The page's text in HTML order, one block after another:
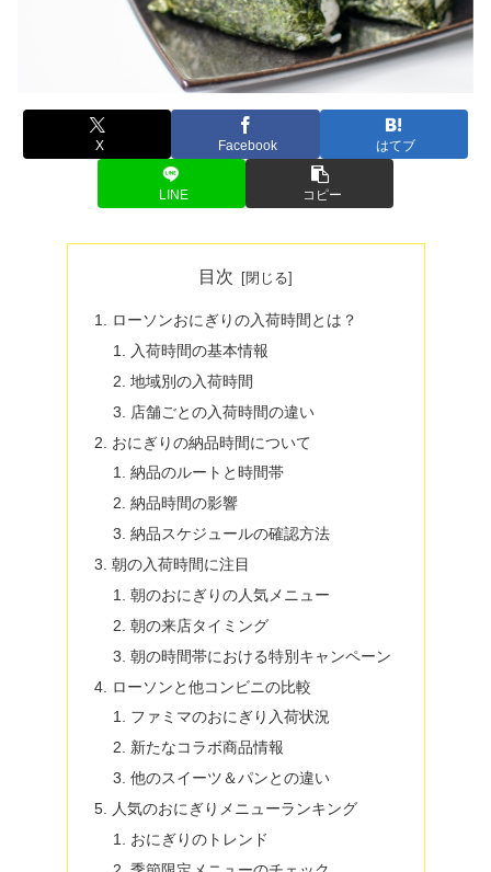
X Facebook はてブ
LINE コピー
目次
ローソンおにぎりの入荷時間とは？
入荷時間の基本情報
地域別の入荷時間
店舗ごとの入荷時間の違い
おにぎりの納品時間について
納品のルートと時間帯
納品時間の影響
納品スケジュールの確認方法
朝の入荷時間に注目
朝のおにぎりの人気メニュー
朝の来店タイミング
朝の時間帯における特別キャンペーン
ローソンと他コンビニの比較
ファミマのおにぎり入荷状況
新たなコラボ商品情報
他のスイーツ＆パンとの違い
人気のおにぎりメニューランキング
おにぎりのトレンド